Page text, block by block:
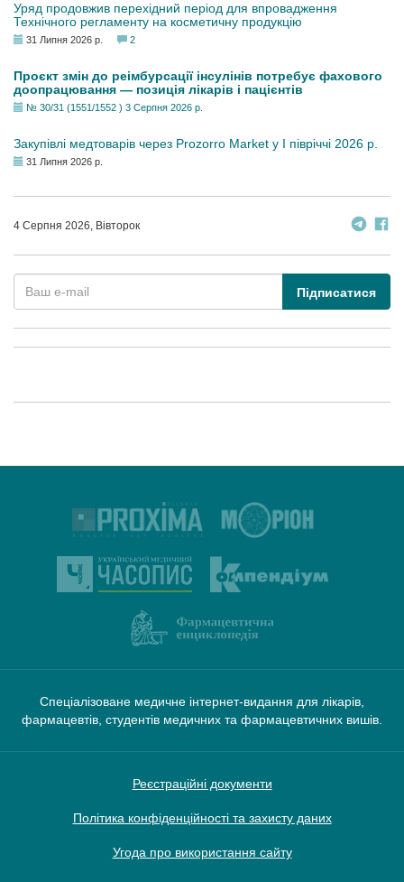
Уряд продовжив перехідний період для впровадження
Технічного регламенту на косметичну продукцію
31 Липня 2026 р. 2
Проєкт змін до реімбурсації інсулінів потребує фахового
доопрацювання — позиція лікарів і пацієнтів
№ 30/31 (1551/1552 ) 3 Серпня 2026 р.
Закупівлі медтоварів через Prozorro Market у I півріччі 2026 р.
31 Липня 2026 р.
4 Серпня 2026, Вівторок
Підписатися
Спеціалізоване медичне інтернет-видання для лікарів,
фармацевтів, студентів медичних та фармацевтичних вишів.
Реєстраційні документи
Політика конфіденційності та захисту даних
Угода про використання сайту